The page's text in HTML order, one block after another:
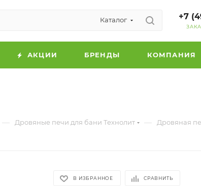
Каталог +7
АКЦИИ БРЕНДЫ КОМПАНИЯ
— Дровяные печи для бани Технолит — Дровяная
В ИЗБРАННОЕ СРАВНИТЬ